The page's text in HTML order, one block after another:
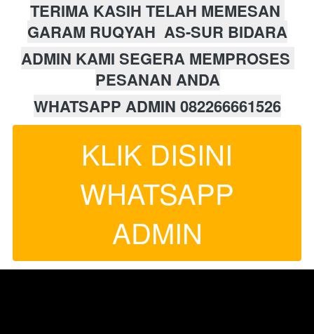
TERIMA KASIH TELAH MEMESAN
GARAM RUQYAH  AS-SUR BIDARA
ADMIN KAMI SEGERA MEMPROSES
PESANAN ANDA
WHATSAPP ADMIN 082266661526
KLIK DISINI
WHATSAPP
ADMIN